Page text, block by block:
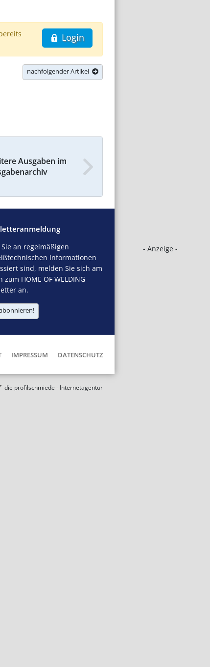
- Anzeige -
Login
nachfolgender Artikel
Ausgaben im
an regelmäßigen
Informationen
sind, melden Sie sich am
zum HOME OF WELDING-
an.
IMPRESSUM DATENSCHUTZ
die profilschmiede - Internetagentur